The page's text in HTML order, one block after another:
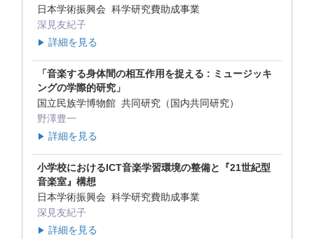
日本学術振興会 科学研究費助成事業
深見友紀子
▶ 詳細を見る
「音楽する身体間の相互作用を捉える : ミュージッキ
ングの学際的研究」
国立民族学博物館 共同研究（国内共同研究）
野澤豊一
▶ 詳細を見る
小学校におけるICT音楽学習環境の整備と『21世紀型
音楽室』構想
日本学術振興会 科学研究費助成事業
深見友紀子
▶ 詳細を見る